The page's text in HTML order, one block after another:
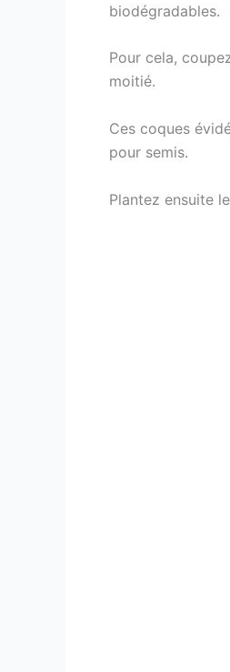
biodégradables.
Pour cela,
moitié.
Ces coques
pour semis.
Plantez ensuite